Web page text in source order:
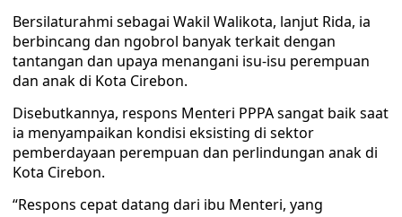
Bersilaturahmi sebagai Wakil Walikota, lanjut Rida, ia
berbincang dan ngobrol banyak terkait dengan
tantangan dan upaya menangani isu-isu perempuan
dan anak di Kota Cirebon.
Disebutkannya, respons Menteri PPPA sangat baik saat
ia menyampaikan kondisi eksisting di sektor
pemberdayaan perempuan dan perlindungan anak di
Kota Cirebon.
“Respons cepat datang dari ibu Menteri, yang